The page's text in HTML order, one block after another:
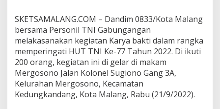
o
i
m
0
8
3
3
/
SKETSAMALANG.COM – Dandim 0833/Kota Malang
bersama Personil TNI Gabungangan
melakasanakan kegiatan Karya bakti dalam rangka
memperingati HUT TNI Ke-77 Tahun 2022. Di ikuti
200 orang, kegiatan ini di gelar di makam
Mergosono Jalan Kolonel Sugiono Gang 3A,
Kelurahan Mergosono, Kecamatan
Kedungkandang, Kota Malang, Rabu (21/9/2022).